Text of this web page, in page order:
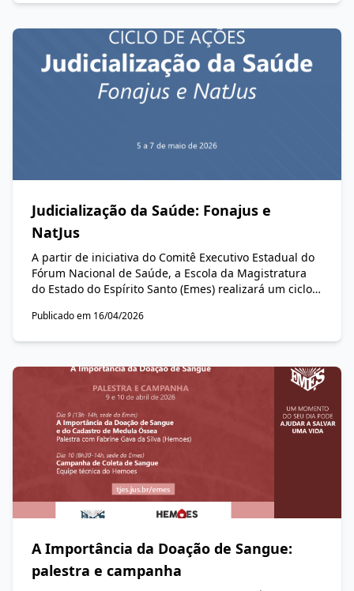
Judicialização da Saúde: Fonajus e
NatJus
A partir de iniciativa do Comitê Executivo Estadual do
Fórum Nacional de Saúde, a Escola da Magistratura
do Estado do Espírito Santo (Emes) realizará um ciclo
Fórum Nacional do Judiciário para a Saúde (Fonajus) e
programação abaixo.
Publicado em 16/04/2026
A Importância da Doação de Sangue:
palestra e campanha